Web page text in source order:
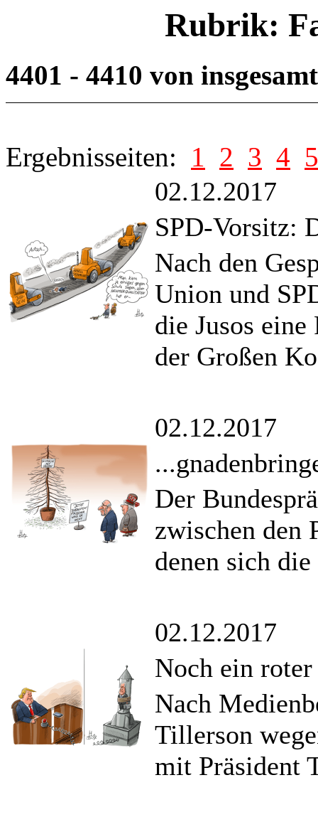
Rubrik:
4401 - 4410 von
Ergebnisseiten: 1 2 3 4 5
02.12.2017
SPD-Vorsitz:
Nach den
Union und
die Jusos
der Großen
02.12.2017
Der
zwischen den
denen sich
02.12.2017
Noch ein
Nach
Tillerson
mit Präsident